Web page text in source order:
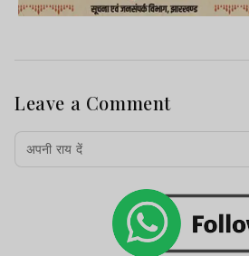
Leave a Comment